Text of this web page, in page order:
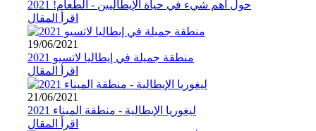
حول أهم شيء في حياة الإيطاليين - الطعام! 2021
اقرأ المقال
19/06/2021
منطقة جميلة في إيطاليا لاتسيو 2021
اقرأ المقال
21/06/2021
ليغوريا الإيطالية - منطقة الميناء 2021
اقرأ المقال